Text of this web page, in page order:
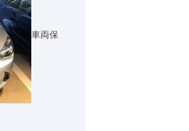
車両保